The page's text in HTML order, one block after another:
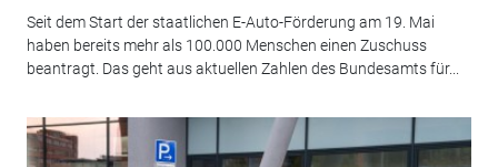
Seit dem Start der staatlichen E-Auto-Förderung am 19. Mai
haben bereits mehr als 100.000 Menschen einen Zuschuss
beantragt. Das geht aus aktuellen Zahlen des Bundesamts für...